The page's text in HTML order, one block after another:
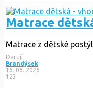
Matrace
Matrace z dětské
Daruji
Brandýsek
16. 06. 2026
123